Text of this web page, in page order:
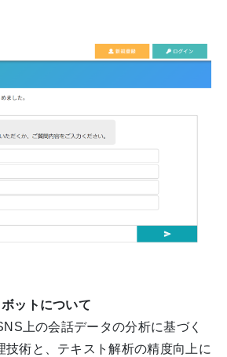
ットについて
上の会話データの分析に基づく
技術と、テキスト解析の精度向上に